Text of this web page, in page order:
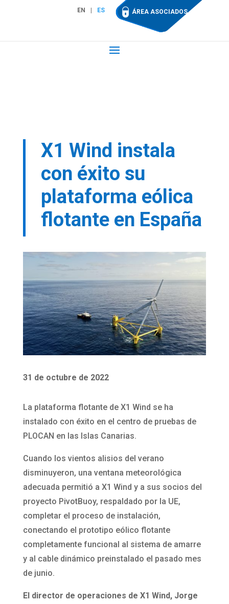
EN ES ÁREA ASOCIADOS
X1 Wind instala
con éxito su
plataforma eólica
flotante en España
31 de octubre de 2022
La plataforma flotante de X1 Wind se ha
instalado con éxito en el centro de pruebas de
PLOCAN en las Islas Canarias.
Cuando los vientos alisios del verano
disminuyeron, una ventana meteorológica
adecuada permitió a X1 Wind y a sus socios del
proyecto PivotBuoy, respaldado por la UE,
completar el proceso de instalación,
conectando el prototipo eólico flotante
completamente funcional al sistema de amarre
y al cable dinámico preinstalado el pasado mes
de junio.
El director de operaciones de X1 Wind, Jorge